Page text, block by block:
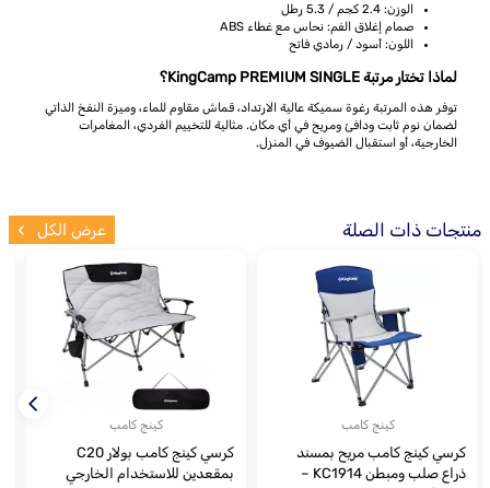
الوزن: 2.4 كجم / 5.3 رطل
صمام إغلاق الفم: نحاس مع غطاء ABS
اللون: أسود / رمادي فاتح
لماذا تختار مرتبة KingCamp PREMIUM SINGLE؟
توفر هذه المرتبة رغوة سميكة عالية الارتداد، قماش مقاوم للماء، وميزة النفخ الذاتي
لضمان نوم ثابت ودافئ ومريح في أي مكان. مثالية للتخييم الفردي، المغامرات
الخارجية، أو استقبال الضيوف في المنزل.
منتجات ذات الصلة عرض الكل
كينج كامب
كرسي كينج كامب مريح بمسند
ذراع صلب ومبطن KC1914 –
كينج كامب
كرسي كينج كامب بولار C20
بمقعدين للاستخدام الخارجي